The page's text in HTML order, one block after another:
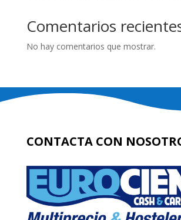
Comentarios
No hay comentarios que mostrar.
CONTACTA CON